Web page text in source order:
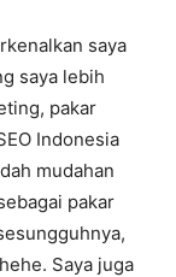
saya
saya lebih
pakar
Indonesia
mudahan
pakar
Saya juga